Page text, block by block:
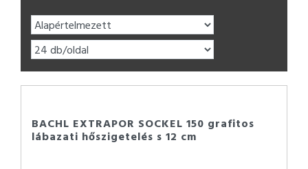
BACHL EXTRAPOR SOCKEL 150 grafitos
lábazati hőszigetelés s 12 cm